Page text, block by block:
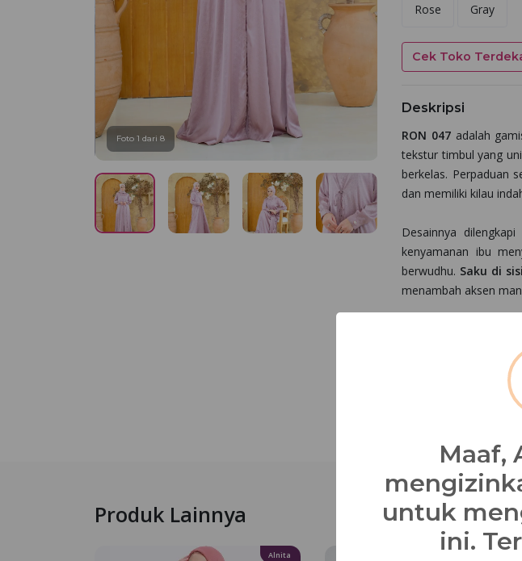
Foto 1 dari 8
Rose Gray
Cek Toko
Deskripsi
RON 047adalah
tekstur timbul yang
berkelas. Perpaduan
dan memiliki kilau
Desainnya dilengkapi
kenyamanan ibu
berwudhu. Saku di sisi
menambah aksen
Catatan: Tingkat
pemotretan, proses
Produk Lainnya
Alnita
Maaf,
untuk
ini.